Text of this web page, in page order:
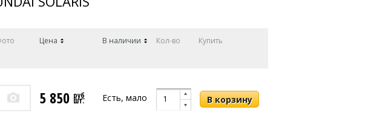
Цена В наличии Кол-во Купить
5 850 руб
шт. Есть, мало